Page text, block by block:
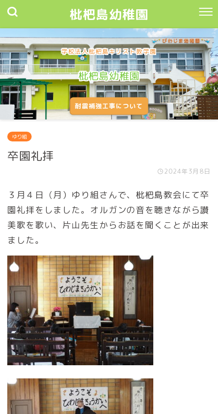
枇杷島幼稚園
学校法人枇杷島キリスト教学園
枇杷島幼稚園
耐震補強工事について
ゆり組
卒園礼拝
2024年3月8日
３月４日（月）ゆり組さんで、枇杷島教会にて卒
園礼拝をしました。オルガンの音を聴きながら讃
美歌を歌い、片山先生からお話を聞くことが出来
ました。